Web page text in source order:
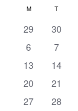
datum.
Kalender
Evenemang
M MÅNDAG
TTISDAG
0
evenemang
29
0
30
0
evenemang
6
0
7
0
evenemang
13
0
14
0
evenemang
20
0
21
0
27
0
28